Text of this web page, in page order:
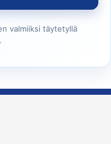
valmiiksi täytetyllä